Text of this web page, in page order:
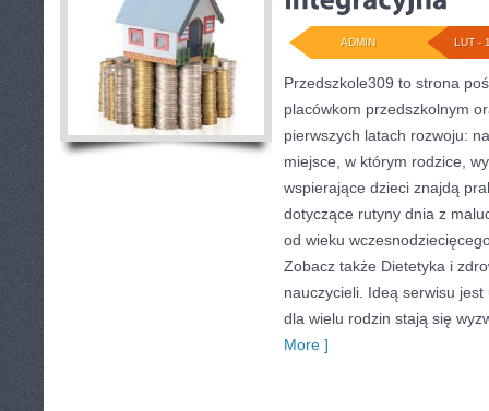
LUT -
ADMIN
Przedszkole309 to strona
placówkom przedszkolnym
pierwszych latach rozwoju:
miejsce, w którym rodzice,
wspierające dzieci znajdą
dotyczące rutyny dnia z
od wieku
Zobacz także Dietetyka i
nauczycieli. Ideą serwisu
dla wielu rodzin stają się
More ]